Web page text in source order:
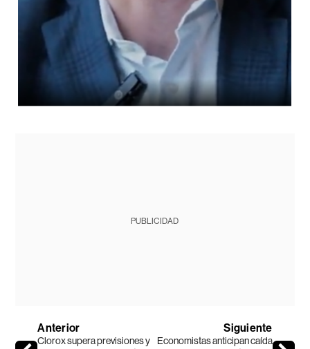
PUBLICIDAD
Anterior
Clorox supera previsiones y
Siguiente
Economistas anticipan caída